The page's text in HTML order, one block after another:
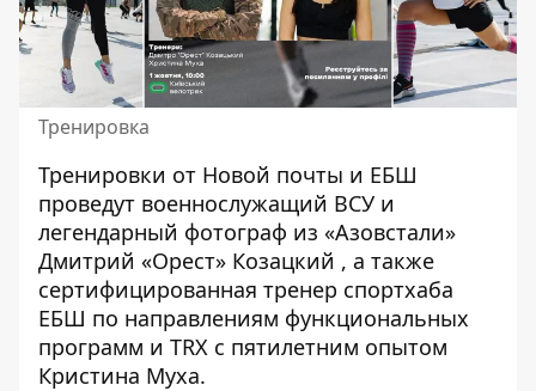
Тренировка
Тренировки от Новой почты и ЕБШ
проведут военнослужащий ВСУ и
легендарный фотограф из «Азовстали»
Дмитрий «Орест» Козацкий , а также
сертифицированная тренер спортхаба
ЕБШ по направлениям функциональных
программ и TRX с пятилетним опытом
Кристина Муха.